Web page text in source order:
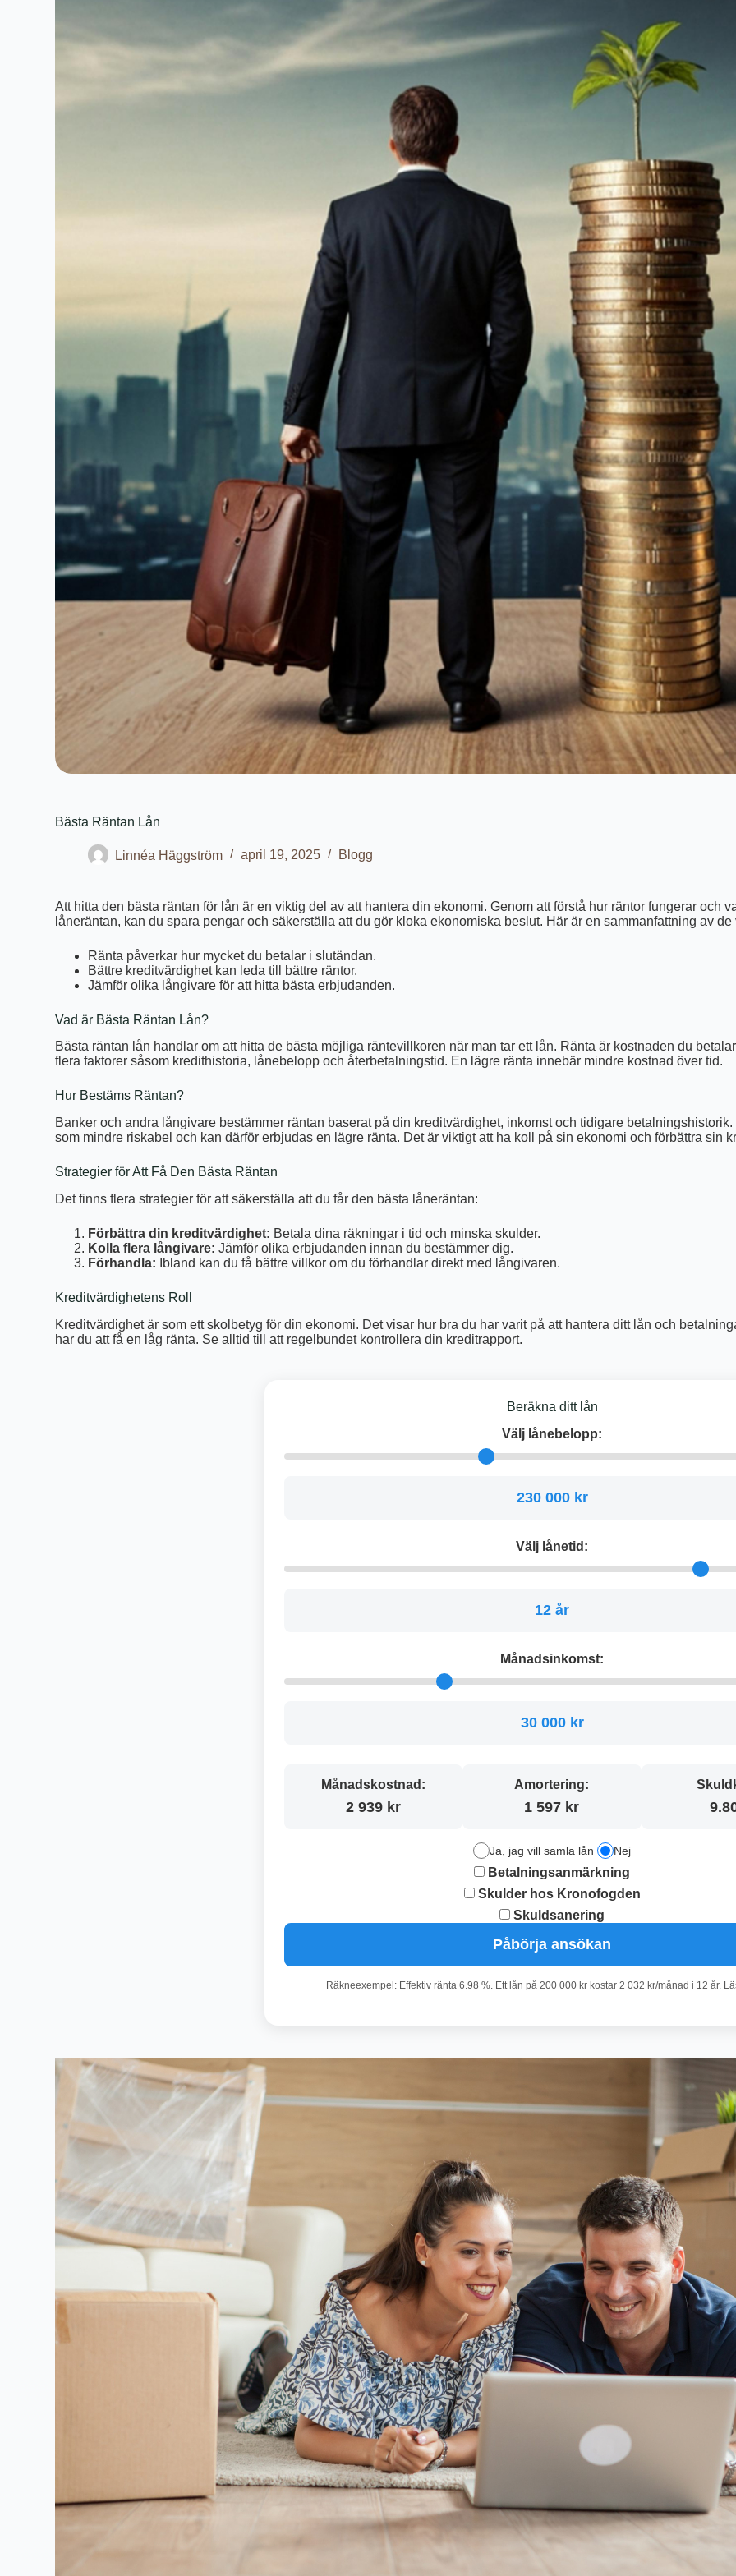
Bästa Räntan Lån
Linnéa Häggström april 19, 2025 Blogg
Att hitta den bästa räntan för lån är en viktig del av att hantera din ekonomi. Genom att förstå hur räntor fungerar och
låneräntan, kan du spara pengar och säkerställa att du gör kloka ekonomiska beslut. Här är en sammanfattning av
Ränta påverkar hur mycket du betalar i slutändan.
Bättre kreditvärdighet kan leda till bättre räntor.
Jämför olika långivare för att hitta bästa erbjudanden.
Vad är Bästa Räntan Lån?
Bästa räntan lån handlar om att hitta de bästa möjliga räntevillkoren när man tar ett lån. Ränta är kostnaden du
flera faktorer såsom kredithistoria, lånebelopp och återbetalningstid. En lägre ränta innebär mindre kostnad över tid.
Hur Bestäms Räntan?
Banker och andra långivare bestämmer räntan baserat på din kreditvärdighet, inkomst och tidigare
som mindre riskabel och kan därför erbjudas en lägre ränta. Det är viktigt att ha koll på sin ekonomi och förbättra sin
Strategier för Att Få Den Bästa Räntan
Det finns flera strategier för att säkerställa att du får den bästa låneräntan:
Förbättra din kreditvärdighet: Betala dina räkningar i tid och minska skulder.
Kolla flera långivare: Jämför olika erbjudanden innan du bestämmer dig.
Förhandla: Ibland kan du få bättre villkor om du förhandlar direkt med långivaren.
Kreditvärdighetens Roll
Kreditvärdighet är som ett skolbetyg för din ekonomi. Det visar hur bra du har varit på att hantera ditt lån och
har du att få en låg ränta. Se alltid till att regelbundet kontrollera din kreditrapport.
Beräkna ditt lån
Välj lånebelopp:
230 000 kr
Välj lånetid:
12 år
Månadsinkomst:
30 000 kr
Månadskostnad:
2 939 kr
Amortering:
1 597 kr
Ja, jag vill samla lån Nej
Betalningsanmärkning
Skulder hos Kronofogden
Skuldsanering
Påbörja ansökan
Räkneexempel: Effektiv ränta 6.98 %. Ett lån på 200 000 kr kostar 2 032 kr/månad i 12 år.